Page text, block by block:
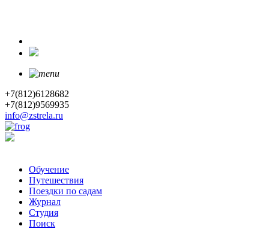
+7(812)6128682
+7(812)9569935
info@zstrela.ru
Обучение
Путешествия
Поездки по садам
Журнал
Студия
Поиск